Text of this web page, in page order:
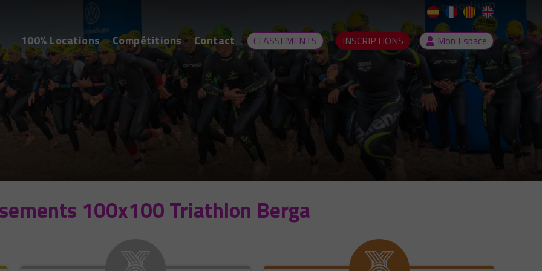
100% Locations Compétitions Contact CLASSEMENTS INSCRIPTIONS Mon Espace
100x100 Triathlon Berga